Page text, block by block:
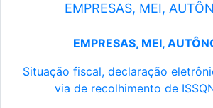
EMPRESAS, MEI,
EMPRESAS, MEI,
Situação fiscal, declaração
via de recolhimento de